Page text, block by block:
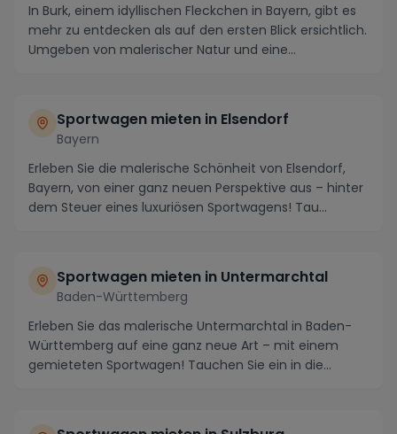
In Burk, einem idyllischen Fleckchen in Bayern, gibt es
mehr zu entdecken als auf den ersten Blick ersichtlich.
Umgeben von malerischer Natur und eine...
Sportwagen mieten in Elsendorf
Bayern
Erleben Sie die malerische Schönheit von Elsendorf,
Bayern, von einer ganz neuen Perspektive aus – hinter
dem Steuer eines luxuriösen Sportwagens! Tau...
Sportwagen mieten in Untermarchtal
Baden-Württemberg
Erleben Sie das malerische Untermarchtal in Baden-
Württemberg auf eine ganz neue Art – mit einem
gemieteten Sportwagen! Tauchen Sie ein in die